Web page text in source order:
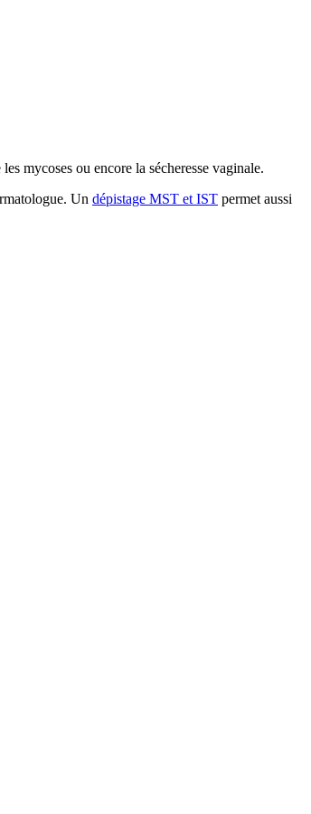
mycoses ou encore la sécheresse vaginale.
Un dépistage MST et IST permet aussi